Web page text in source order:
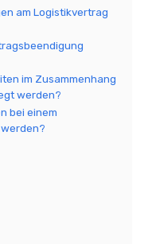
am Logistikvertrag
im Zusammenhang
werden?
bei einem